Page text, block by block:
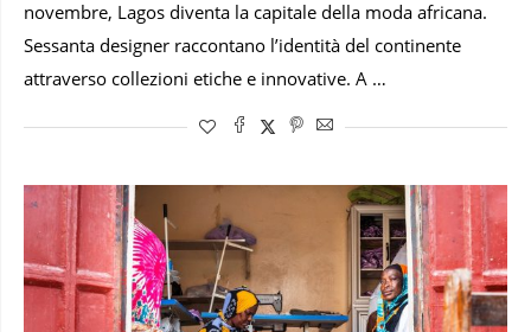
novembre, Lagos diventa la capitale della moda africana.
Sessanta designer raccontano l’identità del continente
attraverso collezioni etiche e innovative. A …